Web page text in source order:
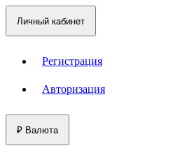
Личный кабинет
Регистрация
Авторизация
₽ Валюта